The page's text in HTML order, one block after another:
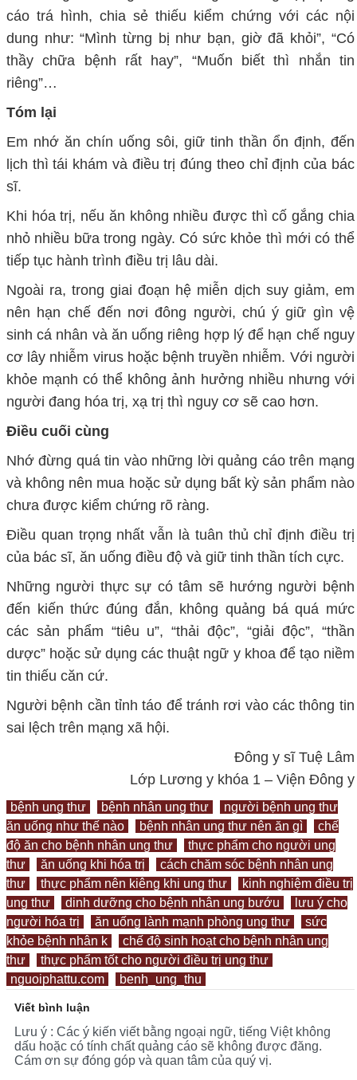
cáo trá hình, chia sẻ thiếu kiểm chứng với các nội
dung như: “Mình từng bị như bạn, giờ đã khỏi”, “Có
thầy chữa bệnh rất hay”, “Muốn biết thì nhắn tin
riêng”…
Tóm lại
Em nhớ ăn chín uống sôi, giữ tinh thần ổn định, đến
lịch thì tái khám và điều trị đúng theo chỉ định của bác
sĩ.
Khi hóa trị, nếu ăn không nhiều được thì cố gắng chia
nhỏ nhiều bữa trong ngày. Có sức khỏe thì mới có thể
tiếp tục hành trình điều trị lâu dài.
Ngoài ra, trong giai đoạn hệ miễn dịch suy giảm, em
nên hạn chế đến nơi đông người, chú ý giữ gìn vệ
sinh cá nhân và ăn uống riêng hợp lý để hạn chế nguy
cơ lây nhiễm virus hoặc bệnh truyền nhiễm. Với người
khỏe mạnh có thể không ảnh hưởng nhiều nhưng với
người đang hóa trị, xạ trị thì nguy cơ sẽ cao hơn.
Điều cuối cùng
Nhớ đừng quá tin vào những lời quảng cáo trên mạng
và không nên mua hoặc sử dụng bất kỳ sản phẩm nào
chưa được kiểm chứng rõ ràng.
Điều quan trọng nhất vẫn là tuân thủ chỉ định điều trị
của bác sĩ, ăn uống điều độ và giữ tinh thần tích cực.
Những người thực sự có tâm sẽ hướng người bệnh
đến kiến thức đúng đắn, không quảng bá quá mức
các sản phẩm “tiêu u”, “thải độc”, “giải độc”, “thần
dược” hoặc sử dụng các thuật ngữ y khoa để tạo niềm
tin thiếu căn cứ.
Người bệnh cần tỉnh táo để tránh rơi vào các thông tin
sai lệch trên mạng xã hội.
Đông y sĩ Tuệ Lâm
Lớp Lương y khóa 1 – Viện Đông y
bệnh ung thư bệnh nhân ung thư
người bệnh ung thư
ăn uống như thế nào
bệnh nhân ung thư nên ăn gì
chế
độ ăn cho bệnh nhân ung thư
thực phẩm cho người ung
thư
ăn uống khi hóa trị
cách chăm sóc bệnh nhân ung
thư
thực phẩm nên kiêng khi ung thư
kinh nghiệm điều trị
ung thư
dinh dưỡng cho bệnh nhân ung bướu
lưu ý cho
người hóa trị
ăn uống lành mạnh phòng ung thư
sức
khỏe bệnh nhân k
chế độ sinh hoạt cho bệnh nhân ung
thư
thực phẩm tốt cho người điều trị ung thư
nguoiphattu.com
benh_ung_thu
Viết bình luận
Lưu ý : Các ý kiến viết bằng ngoại ngữ, tiếng Việt không
dấu hoặc có tính chất quảng cáo sẽ không được đăng.
Cám ơn sự đóng góp và quan tâm của quý vị.